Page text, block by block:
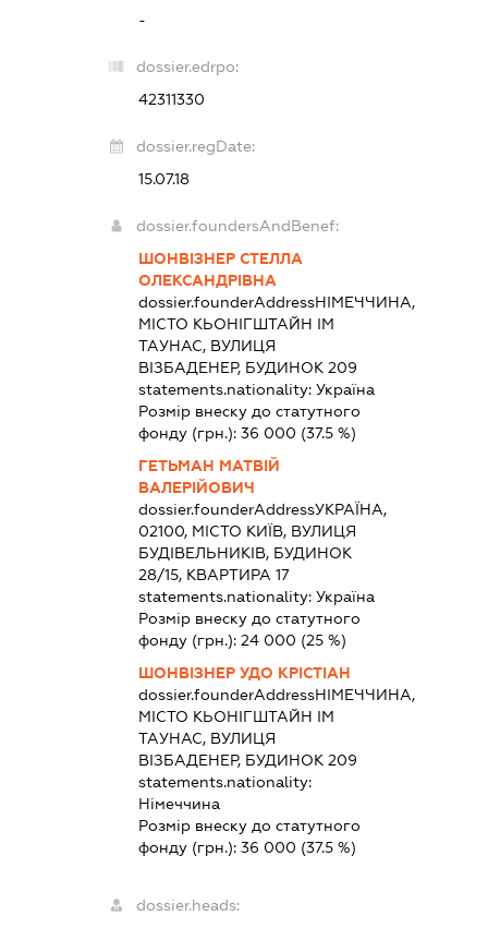
-
dossier.edrpo:
42311330
dossier.regDate:
15.07.18
dossier.foundersAndBenef:
ШОНВІЗНЕР СТЕЛЛА
ОЛЕКСАНДРІВНА
dossier.founderAddressНІМЕЧЧИНА,
МІСТО КЬОНІГШТАЙН ІМ
ТАУНАС, ВУЛИЦЯ
ВІЗБАДЕНЕР, БУДИНОК 209
statements.nationality:Україна
Розмір внеску до статутного
фонду (грн.):36 000 (37.5 %)
ГЕТЬМАН МАТВІЙ
ВАЛЕРІЙОВИЧ
dossier.founderAddressУКРАЇНА,
02100, МІСТО КИЇВ, ВУЛИЦЯ
БУДІВЕЛЬНИКІВ, БУДИНОК
28/15, КВАРТИРА 17
statements.nationality:Україна
Розмір внеску до статутного
фонду (грн.):24 000 (25 %)
ШОНВІЗНЕР УДО КРІСТІАН
dossier.founderAddressНІМЕЧЧИНА,
МІСТО КЬОНІГШТАЙН ІМ
ТАУНАС, ВУЛИЦЯ
ВІЗБАДЕНЕР, БУДИНОК 209
statements.nationality:
Німеччина
Розмір внеску до статутного
фонду (грн.):36 000 (37.5 %)
dossier.heads: